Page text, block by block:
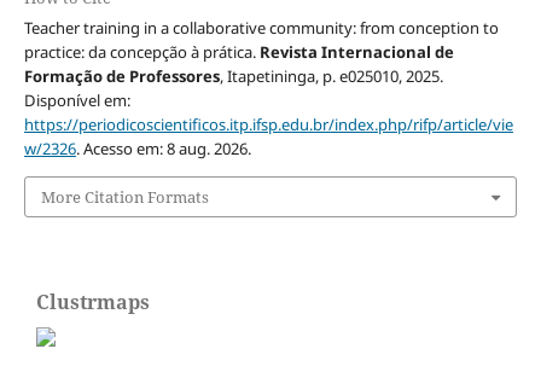
Teacher training in a collaborative community: from conception to
practice: da concepção à prática. Revista Internacional de
Formação de Professores, Itapetininga, p. e025010, 2025.
Disponível em:
https://periodicoscientificos.itp.ifsp.edu.br/index.php/rifp/article/vie
w/2326. Acesso em: 8 aug. 2026.
More Citation Formats
Clustrmaps